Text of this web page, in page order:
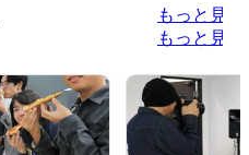
もっと見る
もっと見る